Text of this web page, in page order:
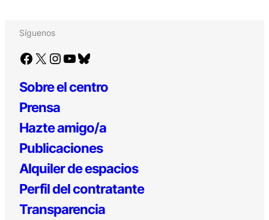
Síguenos
Facebook X Instagram YouTube Bluesky
Sobre el centro
Prensa
Hazte amigo/a
Publicaciones
Alquiler de espacios
Perfil del contratante
Transparencia